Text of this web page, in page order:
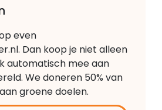
even
Dan koop je niet alleen
automatisch mee aan
We doneren 50% van
groene doelen.